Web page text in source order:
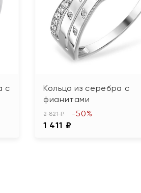
с
Кольцо из серебра с
фианитами
2 821 ₽
1 411 ₽
-50%